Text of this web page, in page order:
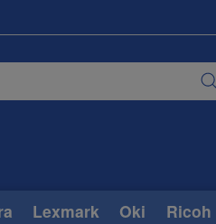
Lexmark Oki Ricoh